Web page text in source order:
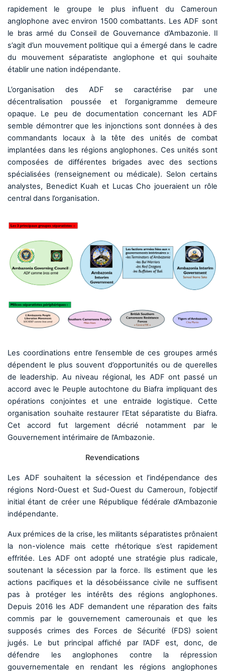
rapidement le groupe le plus influent du Cameroun
anglophone avec environ 1500 combattants. Les ADF sont
le bras armé du Conseil de Gouvernance d’Ambazonie. Il
s’agit d’un mouvement politique qui a émergé dans le cadre
du mouvement séparatiste anglophone et qui souhaite
établir une nation indépendante.
L’organisation des ADF se caractérise par une
décentralisation poussée et l’organigramme demeure
opaque. Le peu de documentation concernant les ADF
semble démontrer que les injonctions sont données à des
commandants locaux à la tête des unités de combat
implantées dans les régions anglophones. Ces unités sont
composées de différentes brigades avec des sections
spécialisées (renseignement ou médicale). Selon certains
analystes, Benedict Kuah et Lucas Cho joueraient un rôle
central dans l’organisation.
Les coordinations entre l’ensemble de ces groupes armés
dépendent le plus souvent d’opportunités ou de querelles
de leadership. Au niveau régional, les ADF ont passé un
accord avec le Peuple autochtone du Biafra impliquant des
opérations conjointes et une entraide logistique. Cette
organisation souhaite restaurer l’Etat séparatiste du Biafra.
Cet accord fut largement décrié notamment par le
Gouvernement intérimaire de l’Ambazonie.
Revendications
Les ADF souhaitent la sécession et l’indépendance des
régions Nord-Ouest et Sud-Ouest du Cameroun, l’objectif
initial étant de créer une République fédérale d’Ambazonie
indépendante.
Aux prémices de la crise, les militants séparatistes prônaient
la non-violence mais cette rhétorique s’est rapidement
effritée. Les ADF ont adopté une stratégie plus radicale,
soutenant la sécession par la force. Ils estiment que les
actions pacifiques et la désobéissance civile ne suffisent
pas à protéger les intérêts des régions anglophones.
Depuis 2016 les ADF demandent une réparation des faits
commis par le gouvernement camerounais et que les
supposés crimes des Forces de Sécurité (FDS) soient
jugés. Le but principal affiché par l’ADF est, donc, de
défendre les anglophones contre la répression
gouvernementale en rendant les régions anglophones